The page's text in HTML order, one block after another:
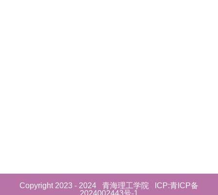
Copyright 2023 - 2024 青海理工学院
ICP:青ICP备
2024002443号-1